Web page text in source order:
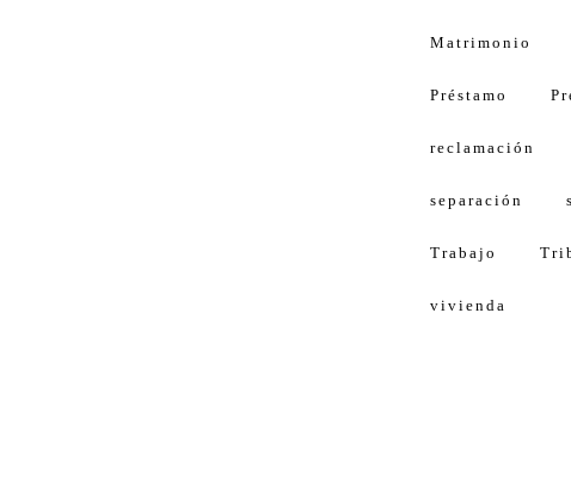
Matrimonio
Préstamo
reclamación
separación
Trabajo
vivienda